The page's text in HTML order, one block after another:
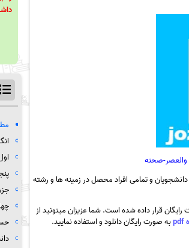
و تمامی افراد محصل در زمینه ها و رشته
قرار داده شده است. شما عزیزان میتونید از
به صورت رایگان دانلود و استفاده نمایید.